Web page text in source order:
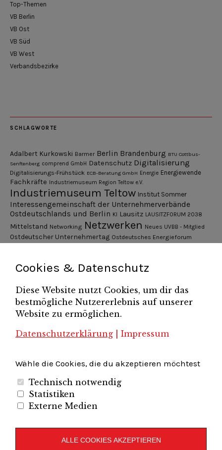
Top-Themen
VB Berlin
VB Ost
VB Süd
VB West
Verbandsbezirke
SCHLAGWORTE
Adalbert Kurkowski Barmer Berlin Brandenburg BTU Cottbus-
Senftenberg comprend GmbH Datenschutz Digitalisierung
Digitalisierungs-Frühstück ECB-Beratung GmbH Energie Energiewende
Fachkräfte Industriemuseum Region Teltow e.V.
Industriemuseum Teltow Institut Sommer
Interessengemeinschaft der Unternehmerverbände
Ostdeutschlands und Berlin KI Lausitz LAUSITZFORUM 2038
Mittelstand Networking Netzwerken Neues UVBB - Mitglied
Ostdeutscher Unternehmertag Ostdeutsches Energieforum
Pressemitteilung
Unternehmerfrühstück
Brandenburg-Berlin e.V.
Unternehmerverband Sachsen e.V. Unternehmervereinigung Uckermark
Unternehmervereinigung Uckermark e.V.
Wirtschaftshof Spandau e.V. Volkswirtschaftlicher Dialog
Unternehmerverband Brandenburg-Berlin e.V.
Folgen Sie uns auf
Cookies & Datenschutz
Diese Website nutzt Cookies, um dir das
bestmögliche Nutzererlebnis auf unserer
Website zu ermöglichen.
Datenschutzerklärung
Impressum
Wähle die Cookies, die du akzeptieren möchtest
Technisch notwendig
Statistiken
Externe Medien
ALLE COOKIES AKZEPTIEREN